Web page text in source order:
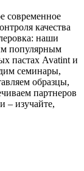
современное
качества
наши
популярным
пастах Avatint и
семинары,
образцы,
партнеров
– изучайте,